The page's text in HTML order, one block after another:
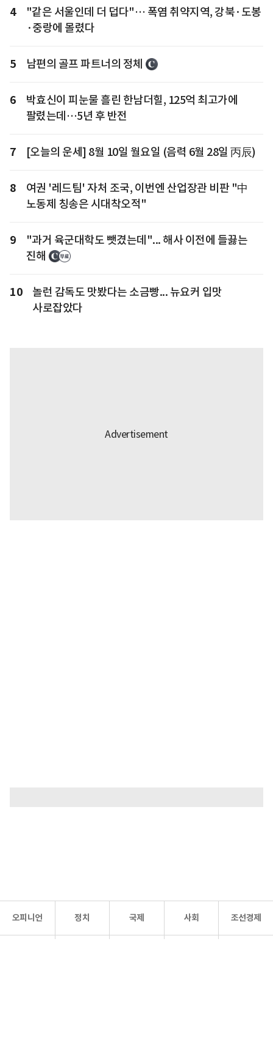
4
"같은 서울인데 더 덥다"… 폭염 취약지역, 강북·도봉
·중랑에 몰렸다
5 남편의 골프 파트너의 정체
6
박효신이 피눈물 흘린 한남더힐, 125억 최고가에
팔렸는데…5년 후 반전
7 [오늘의 운세] 8월 10일 월요일 (음력 6월 28일 丙辰)
8
여권 '레드팀' 자처 조국, 이번엔 산업장관 비판 "中
노동제 칭송은 시대착오적"
9
"과거 육군대학도 뺏겼는데"... 해사 이전에 들끓는
진해
10
놀런 감독도 맛봤다는 소금빵... 뉴요커 입맛
사로잡았다
오피니언 정치 국제 사회 조선경제